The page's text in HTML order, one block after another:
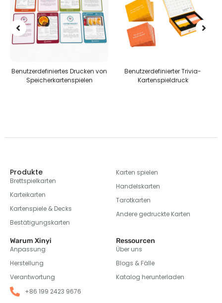
Drucken von
Speicherkartenspielen
Benutzerdefinierter Trivia-
Kartenspieldruck
Produkte
Brettspielkarten
Karteikarten
Kartenspiele & Decks
Bestätigungskarten
Karten spielen
Handelskarten
Tarotkarten
Andere gedruckte Karten
Warum Xinyi
Anpassung
Herstellung
Verantwortung
Ressourcen
Über uns
Blogs & Fälle
Katalog herunterladen
+86 199 2423 9676